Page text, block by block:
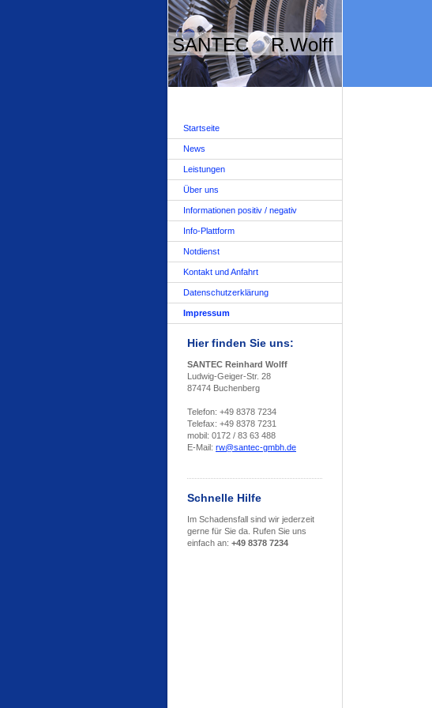
SANTEC R.Wolff
Startseite
News
Leistungen
Über uns
Informationen positiv / negativ
Info-Plattform
Notdienst
Kontakt und Anfahrt
Datenschutzerklärung
Impressum
Hier finden Sie uns:
SANTEC Reinhard Wolff
Ludwig-Geiger-Str. 28
87474 Buchenberg
Telefon: +49 8378 7234
Telefax: +49 8378 7231
mobil: 0172 / 83 63 488
E-Mail: rw@santec-gmbh.de
Schnelle Hilfe
Im Schadensfall sind wir jederzeit
gerne für Sie da. Rufen Sie uns
einfach an: +49 8378 7234